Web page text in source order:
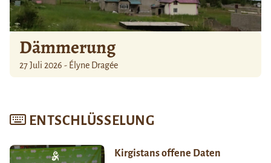
Dämmerung
27 Juli 2026 - Élyne Dragée
ENTSCHLÜSSELUNG
Kirgistans offene Daten